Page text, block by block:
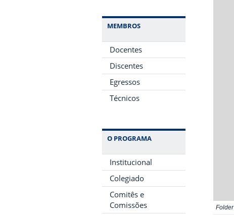
MEMBROS
Docentes
Discentes
Egressos
Técnicos
O PROGRAMA
Institucional
Colegiado
Comitês e
Comissões
Folder